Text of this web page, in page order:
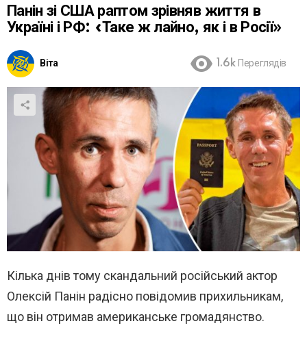
Панін зі США раптом зрівняв життя в
Україні і РФ: «Таке ж лайно, як і в Росії»
Віта 1.6k Переглядів
Кілька днів тому скандальний російський актор
Олексій Панін радісно повідомив прихильникам,
що він отримав американське громадянство.